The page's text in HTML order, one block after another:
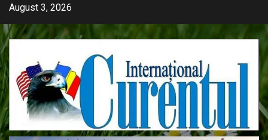
Skip
content
August 3, 2026